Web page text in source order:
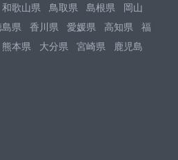
和歌山県 鳥取県 島根県
岡山
県 香川県 愛媛県 高知県
福
熊本県 大分県 宮崎県
鹿児島